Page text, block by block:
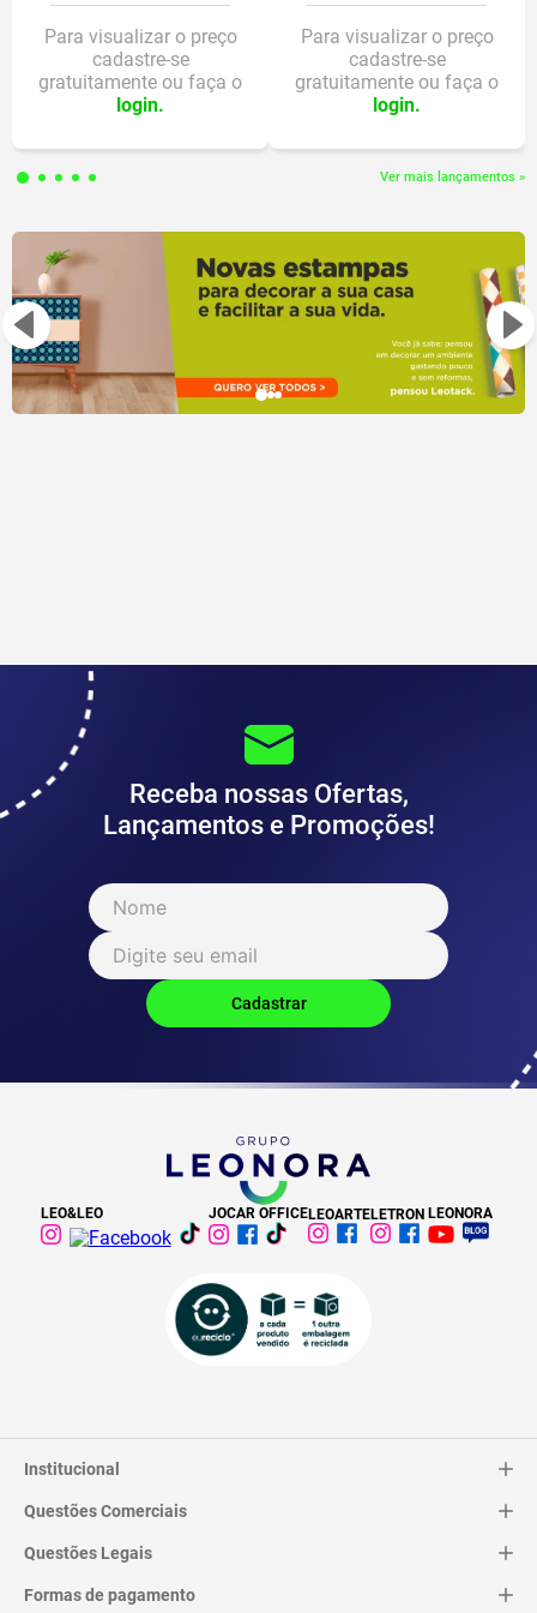
Para visualizar o preço
cadastre-se
gratuitamente ou faça o
login.
Para visualizar o preço
cadastre-se
gratuitamente ou faça o
login.
Ver mais lançamentos »
Receba nossas Ofertas,
Lançamentos e Promoções!
LEO&LEO JOCAR OFFICELEOARTELETRON LEONORA
Institucional
Catálogo
Quem Somos
Questões Comerciais
Trocas e Devoluções
Entrega
Questões Legais
Termos de Uso
Formas de pagamento